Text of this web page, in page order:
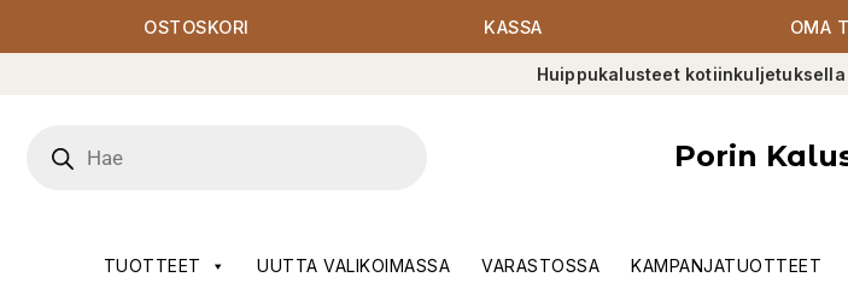
OSTOSKORI KASSA OMA
Huippukalusteet
search
Porin
TUOTTEET UUTTA VALIKOIMASSA VARASTOSSA KAMPANJATUOTTEET